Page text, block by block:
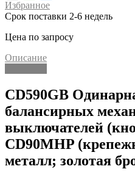
Избранное
Срок поставки 2-6 недель
Цена по запросу
Описание
CD590GB
балансирных
выключателей
CD90MHP
металл; золотая